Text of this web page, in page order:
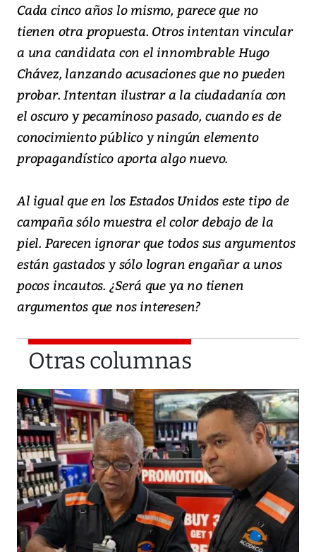
Cada cinco años lo mismo, parece que no
tienen otra propuesta. Otros intentan vincular
a una candidata con el innombrable Hugo
Chávez, lanzando acusaciones que no pueden
probar. Intentan ilustrar a la ciudadanía con
el oscuro y pecaminoso pasado, cuando es de
conocimiento público y ningún elemento
propagandístico aporta algo nuevo.
Al igual que en los Estados Unidos este tipo de
campaña sólo muestra el color debajo de la
piel. Parecen ignorar que todos sus argumentos
están gastados y sólo logran engañar a unos
pocos incautos. ¿Será que ya no tienen
argumentos que nos interesen?
Otras columnas